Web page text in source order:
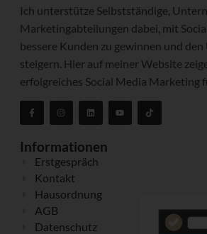
Ich unterstütze Selbstständige,
Marketingabteilungen dabei, mit
bessere Kunden zu gewinnen und den
steigern. Hier auf meiner Website
erfolgreiches Social Media Marketing
Informationen
Erstgespräch
Kontakt
Hausordnung
AGB
Datenschutz